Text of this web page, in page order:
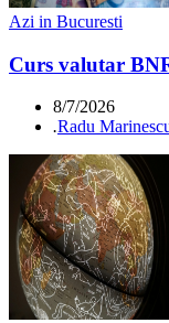
Azi in Bucuresti
Curs valutar
8/7/2026
.Radu